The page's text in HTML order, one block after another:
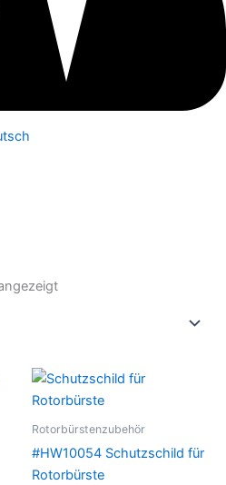
Rotorbürstenzubehör
#HW10054 Schutzschild für
Rotorbürste